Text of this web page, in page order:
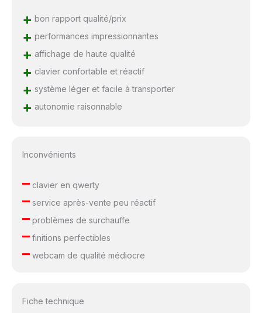
+ bon rapport qualité/prix
+ performances impressionnantes
+ affichage de haute qualité
+ clavier confortable et réactif
+ système léger et facile à transporter
+ autonomie raisonnable
Inconvénients
–clavier en qwerty
–service après-vente peu réactif
–problèmes de surchauffe
–finitions perfectibles
–webcam de qualité médiocre
Fiche technique